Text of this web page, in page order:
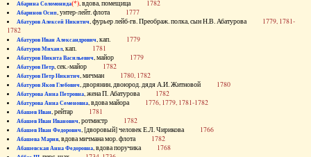
Абарина Соломонида(*), вдова, помещица 1782
Абаринов Осип, унтер-лейт. флота 1777
Абатуров Алексей Никитич, фурьер лейб-гв. Преображ. полка, сын Н.В. Абатурова 1779, 1781-
1782
Абатуров Иван Александрович, кап. 1779
Абатуров Михаил, кап. 1781
Абатуров Никита Васильевич, майор 1779
Абатуров Петр, сек.-майор 1782
Абатуров Петр Никитич, мичман 1780, 1782
Абатуров Яков Глебович, дворянин, двоюрод. дядя А.И. Житновой 1780
Абатурова Анна Петровна, жена П. Абатурова 1782
Абатурова Анна Семеновна, вдова майора 1776, 1779, 1781-1782
Абашев Иван, рейтар 1781
Абашев Иван Иванович, ротмистр 1782
Абашев Иван Федорович, [дворовый] человек Е.Л. Чирикова 1766
Абашева Мария, вдова мичмана мор. флота 1782
Абашевская Анна Федоровна, вдова поручика 1768